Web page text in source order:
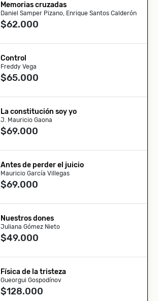
Memorias cruzadas
Daniel Samper Pizano, Enrique Santos Calderón
$62.000
Control
Freddy Vega
$65.000
La constitución soy yo
J. Mauricio Gaona
$69.000
Antes de perder el juicio
Mauricio García Villegas
$69.000
Nuestros dones
Juliana Gómez Nieto
$49.000
Física de la tristeza
Gueorgui Gospodínov
$128.000